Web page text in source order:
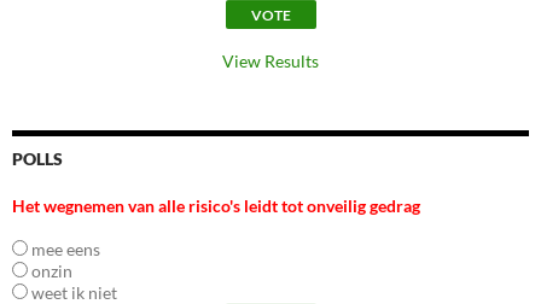
View Results
POLLS
Het wegnemen van alle risico's leidt tot onveilig gedrag
mee eens
onzin
weet ik niet